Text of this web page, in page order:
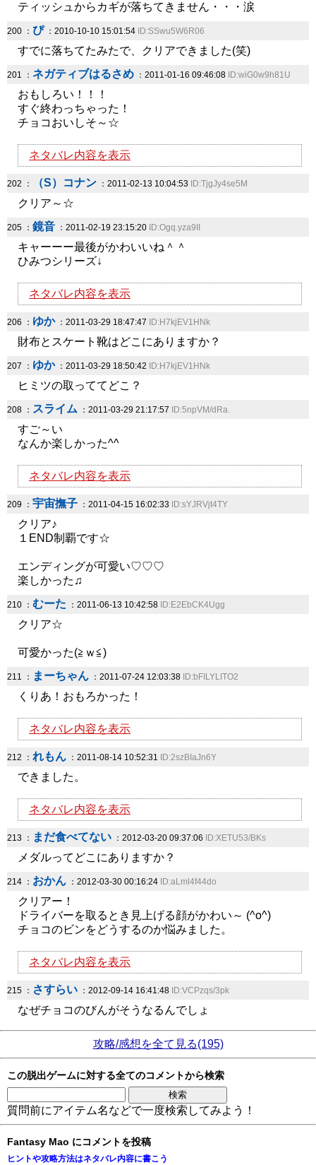
ティッシュからカギが落ちてきません・・・涙
200 ： ぴ：2010-10-10 15:01:54 ID:SSwu5W6R06
すでに落ちてたみたで、クリアできました(笑)
201 ： ネガティブはるさめ ：2011-01-16 09:46:08 ID:wiG0w9h81U
おもしろい！！！
すぐ終わっちゃった！
チョコおいしそ～☆
ネタバレ内容を表示
202 ： （S）コナン ：2011-02-13 10:04:53 ID:TjgJy4se5M
クリア～☆
205 ： 鏡音 ：2011-02-19 23:15:20 ID:Ogq.yza9II
キャーーー最後がかわいいね＾＾
ひみつシリーズ↓
ネタバレ内容を表示
206 ： ゆか：2011-03-29 18:47:47 ID:H7kjEV1HNk
財布とスケート靴はどこにありますか？
207 ： ゆか：2011-03-29 18:50:42 ID:H7kjEV1HNk
ヒミツの取っててどこ？
208 ： スライム ：2011-03-29 21:17:57 ID:5npVM/dRa.
すご～い
なんか楽しかった^^
ネタバレ内容を表示
209 ： 宇宙撫子 ：2011-04-15 16:02:33 ID:sYJRVjt4TY
クリア♪
１END制覇です☆
エンディングが可愛い♡♡♡
楽しかった♫
210 ： むーた ：2011-06-13 10:42:58 ID:E2EbCK4Ugg
クリア☆
可愛かった(≧ｗ≦)
211 ： まーちゃん ：2011-07-24 12:03:38 ID:bFILYLITO2
くりあ！おもろかった！
ネタバレ内容を表示
212 ： れもん ：2011-08-14 10:52:31 ID:2szBIaJn6Y
できました。
ネタバレ内容を表示
213 ： まだ食べてない ：2012-03-20 09:37:06 ID:XETU53/BKs
メダルってどこにありますか？
214 ： おかん ：2012-03-30 00:16:24 ID:aLml4f44do
クリアー！
ドライバーを取るとき見上げる顔がかわい～ (^o^)
チョコのビンをどうするのか悩みました。
ネタバレ内容を表示
215 ： さすらい ：2012-09-14 16:41:48 ID:VCPzqs/3pk
なぜチョコのびんがそうなるんでしょ
攻略/感想を全て見る(195)
この脱出ゲームに対する全てのコメントから検索
質問前にアイテム名などで一度検索してみよう！
Fantasy Mao にコメントを投稿
ヒントや攻略方法はネタバレ内容に書こう